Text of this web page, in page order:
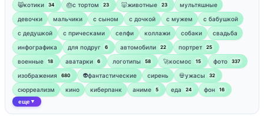
😸котики 34 🎂с тортом 23 🐷животные 23
мультяшные
девочки
мальчики с сыном с дочкой с мужем
с бабушкой
с дедушкой
с прическами селфи коллажи собаки
свадьба
инфографика
для подруг 6 автомобили 22 портрет 25
военные 18 аватарки 6 логотипы 58 🚀космос 15 фото 337
изображения 680 👽фантастические сирень 💀ужасы 32
сюрреализм кино киберпанк аниме 5 еда 24 фон 16
еще ▼